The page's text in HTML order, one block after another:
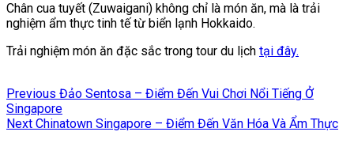
Chân cua tuyết (Zuwaigani) không chỉ là món ăn, mà là trải
nghiệm ẩm thực tinh tế từ biển lạnh Hokkaido.
Trải nghiệm món ăn đặc sắc trong tour du lịch tại đây.
Điều
hướng
bài
Previous Previous
post:
Đảo Sentosa – Điểm Đến Vui Chơi Nổi Tiếng Ở
Singapore
Next Next
Chinatown Singapore – Điểm Đến Văn Hóa Và Ẩm Thực